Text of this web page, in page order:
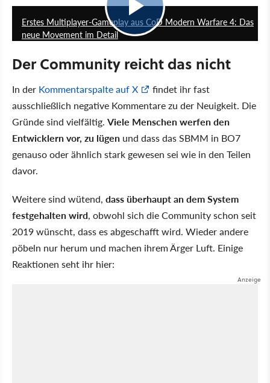
Erstes Multiplayer-Gameplay aus CoD Modern Warfare 4: Das
neue Movement im Detail
Der Community reicht das nicht
In der Kommentarspalte auf X
findet ihr fast
ausschließlich negative Kommentare zu der Neuigkeit. Die
Gründe sind vielfältig. Viele Menschen werfen den
Entwicklern vor, zu lügen und dass das SBMM in BO7
genauso oder ähnlich stark gewesen sei wie in den Teilen
davor.
Weitere sind wütend, dass überhaupt an dem System
festgehalten wird, obwohl sich die Community schon seit
2019 wünscht, dass es abgeschafft wird. Wieder andere
pöbeln nur herum und machen ihrem Ärger Luft. Einige
Reaktionen seht ihr hier: